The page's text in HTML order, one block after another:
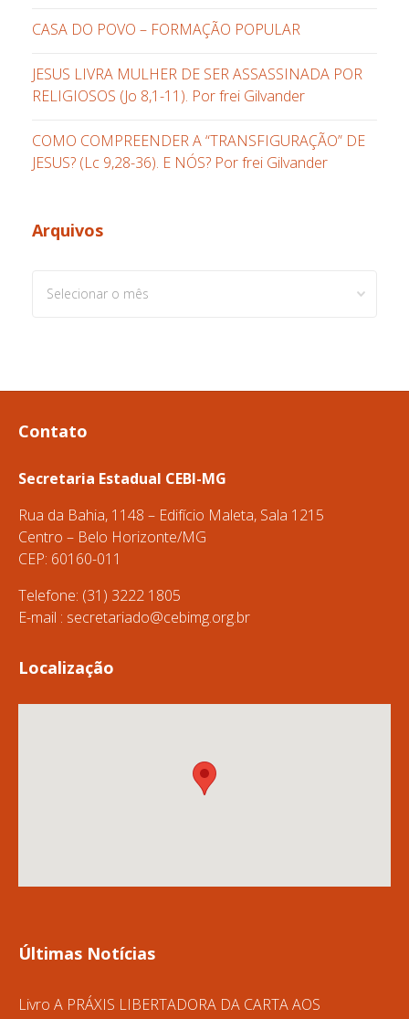
CASA DO POVO – FORMAÇÃO POPULAR
JESUS LIVRA MULHER DE SER ASSASSINADA POR
RELIGIOSOS (Jo 8,1-11). Por frei Gilvander
COMO COMPREENDER A “TRANSFIGURAÇÃO” DE
JESUS? (Lc 9,28-36). E NÓS? Por frei Gilvander
Arquivos
Contato
Secretaria Estadual CEBI-MG
Rua da Bahia, 1148 – Edifício Maleta, Sala 1215
Centro – Belo Horizonte/MG
CEP: 60160-011
Telefone: (31) 3222 1805
E-mail : secretariado@cebimg.org.br
Localização
Últimas Notícias
Livro A PRÁXIS LIBERTADORA DA CARTA AOS